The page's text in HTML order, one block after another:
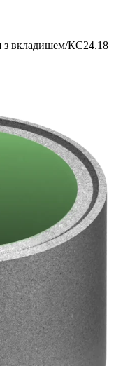
з вкладишем/КС24.18